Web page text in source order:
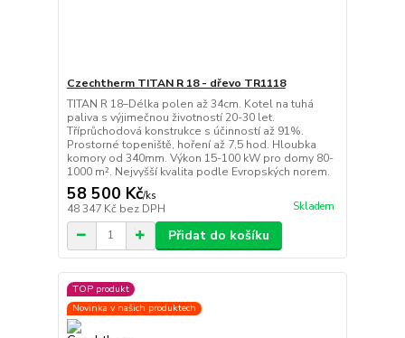
Czechtherm TITAN R 18 - dřevo TR1118
TITAN R 18–Délka polen až 34cm. Kotel na tuhá
paliva s výjimečnou životností 20-30 let.
Tříprůchodová konstrukce s účinností až 91%.
Prostorné topeniště, hoření až 7,5 hod. Hloubka
komory od 340mm. Výkon 15-100 kW pro domy 80-
1000 m². Nejvyšší kvalita podle Evropských norem.
58 500 Kč/ks
48 347 Kč bez DPH Skladem
Přidat do košíku
TOP produkt
Novinka v našich produktech